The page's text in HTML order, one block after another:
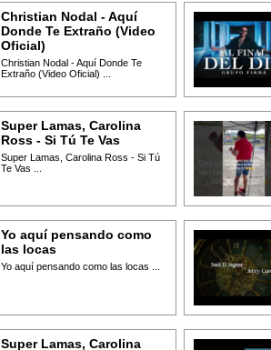
Christian Nodal - Aquí
Donde Te Extraño (Video
Oficial)
Christian Nodal - Aquí Donde Te
Extraño (Video Oficial) ...
Super Lamas, Carolina
Ross - Si Tú Te Vas
Super Lamas, Carolina Ross - Si Tú
Te Vas ...
Yo aquí pensando como
las locas
Yo aquí pensando como las locas ...
Super Lamas, Carolina